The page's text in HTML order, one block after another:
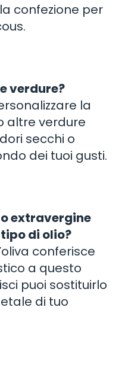
confezione per
verdure?
la
altre verdure
secchi o
dei tuoi gusti.
extravergine
di olio?
conferisce
a questo
puoi sostituirlo
di tuo